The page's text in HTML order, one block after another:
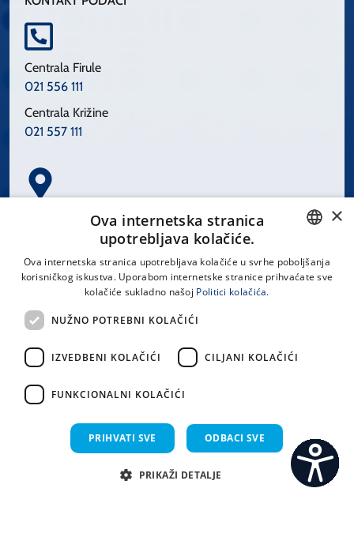
Centrala Firule
021 556 111
Centrala Križine
021 557 111
Spinčićeva 1, 21000 Split
LINKOVI
Uvjeti korištenja
CROATIAN
×
Ova internetska stranica
upotrebljava kolačiće.
Ova internetska stranica upotrebljava kolačiće u svrhe poboljšanja
korisničkog iskustva. Uporabom internetske stranice prihvaćate sve
kolačiće sukladno našoj Politici kolačića.
NUŽNO POTREBNI KOLAČIĆI
IZVEDBENI KOLAČIĆI CILJANI KOLAČIĆI
FUNKCIONALNI KOLAČIĆI
PRIHVATI SVE ODBACI SVE
PRIKAŽI DETALJE